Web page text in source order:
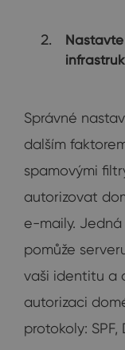
Správné
dalším
spamovými
autorizovat
e-maily.
pomůže
vaši identitu a
autorizaci
protokoly: SPF,